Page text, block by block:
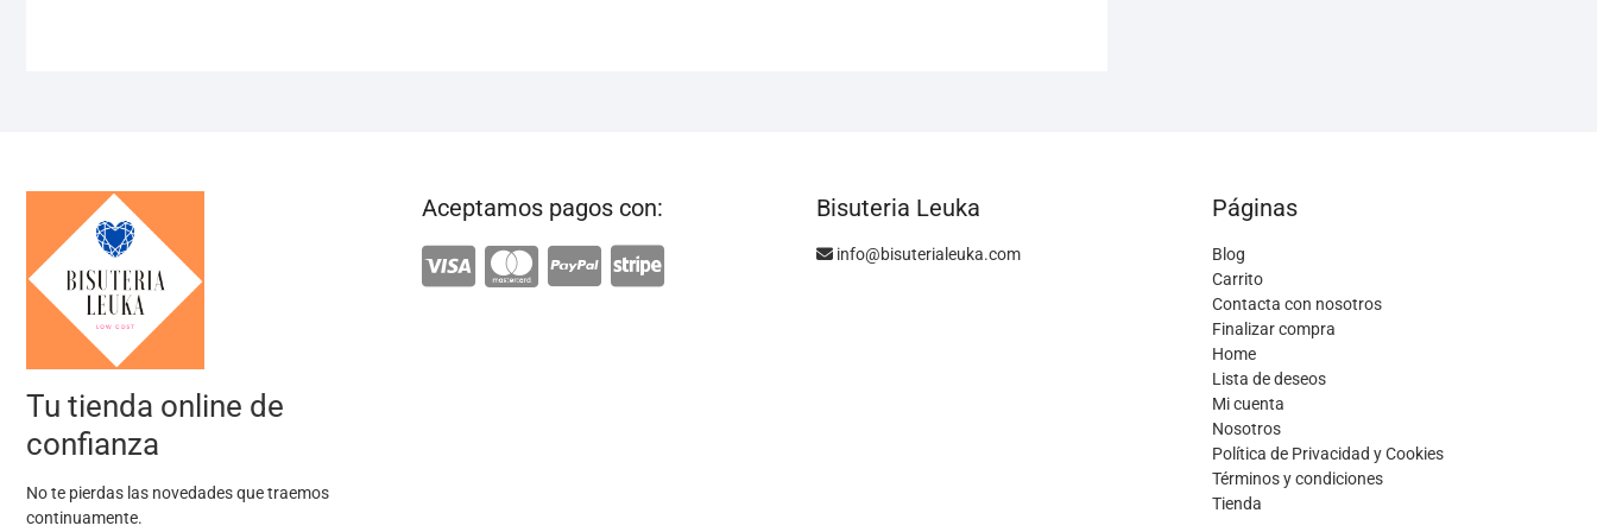
Tu tienda online de
confianza
No te pierdas las novedades que traemos
continuamente.
Aceptamos pagos con: Bisuteria Leuka
info@bisuterialeuka.com
Páginas
Blog
Carrito
Contacta con nosotros
Finalizar compra
Home
Lista de deseos
Mi cuenta
Nosotros
Política de Privacidad y Cookies
Términos y condiciones
Tienda